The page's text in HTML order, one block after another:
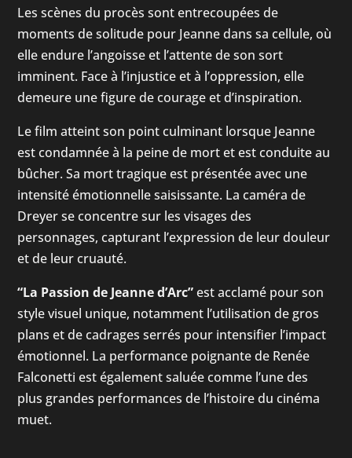
Les scènes du procès sont entrecoupées de
moments de solitude pour Jeanne dans sa cellule, où
elle endure l’angoisse et l’attente de son sort
imminent. Face à l’injustice et à l’oppression, elle
demeure une figure de courage et d’inspiration.
Le film atteint son point culminant lorsque Jeanne
est condamnée à la peine de mort et est conduite au
bûcher. Sa mort tragique est présentée avec une
intensité émotionnelle saisissante. La caméra de
Dreyer se concentre sur les visages des
personnages, capturant l’expression de leur douleur
et de leur cruauté.
“La Passion de Jeanne d’Arc”est acclamé pour son
style visuel unique, notamment l’utilisation de gros
plans et de cadrages serrés pour intensifier l’impact
émotionnel. La performance poignante de Renée
Falconetti est également saluée comme l’une des
plus grandes performances de l’histoire du cinéma
muet.